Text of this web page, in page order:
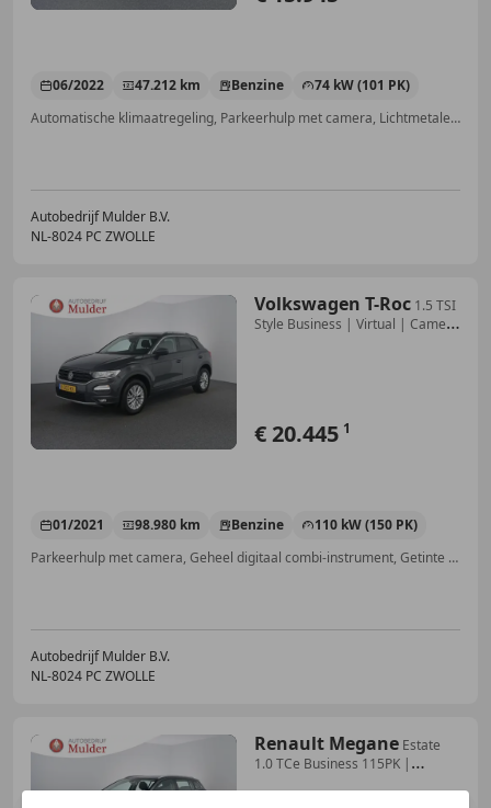
06/2022 47.212 km Benzine
74 kW (101 PK)
Automatische klimaatregeling, Parkeerhulp met camera, Lichtmetalen velgen, Alarm, Navigatiesysteem, Elektrisch verstelbare buitenspiegels, LED verlichting, Digitale radio-ontvangst
Autobedrijf Mulder B.V.
NL-8024 PC ZWOLLE
Volkswagen T-Roc 1.5 TSI
Style Business | Virtual | Camera
€ 20.445 1
01/2021 98.980 km Benzine
110 kW (150 PK)
Parkeerhulp met camera, Geheel digitaal combi-instrument, Getinte ramen, Alarm, Bochtverlichting, Elektrische achterklep, Adaptieve Cruise Control, Navigatiesysteem
Autobedrijf Mulder B.V.
NL-8024 PC ZWOLLE
Renault Megane Estate
1.0 TCe Business 115PK |